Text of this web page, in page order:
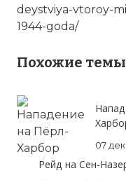
deystviya-vtoroy-
1944-goda/
Похожие темы
07
Рейд на Сен-